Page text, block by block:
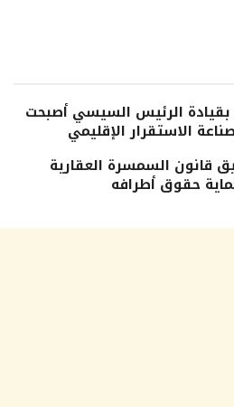
الرئيس السيسي أصبحت
الاستقرار الإقليمي
قانون السمسرة العقارية
حقوق أطرافه